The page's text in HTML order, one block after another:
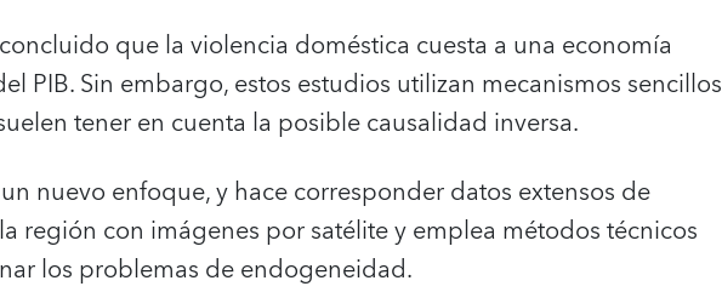
que la violencia doméstica cuesta a una economía
PIB. Sin embargo, estos estudios utilizan mecanismos sencillos
tener en cuenta la posible causalidad inversa.
nuevo enfoque, y hace corresponder datos extensos de
región con imágenes por satélite y emplea métodos técnicos
los problemas de endogeneidad.